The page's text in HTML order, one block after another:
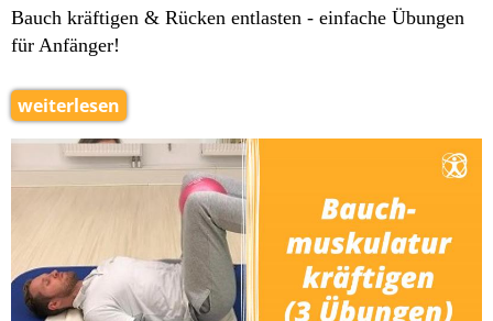
Bauch kräftigen & Rücken entlasten - einfache Übungen
für Anfänger!
weiterlesen